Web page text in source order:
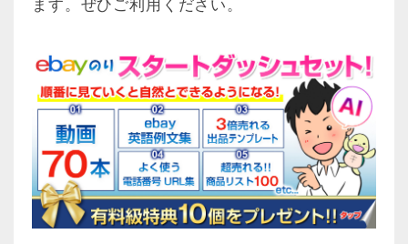
ます。ぜひご利用ください。